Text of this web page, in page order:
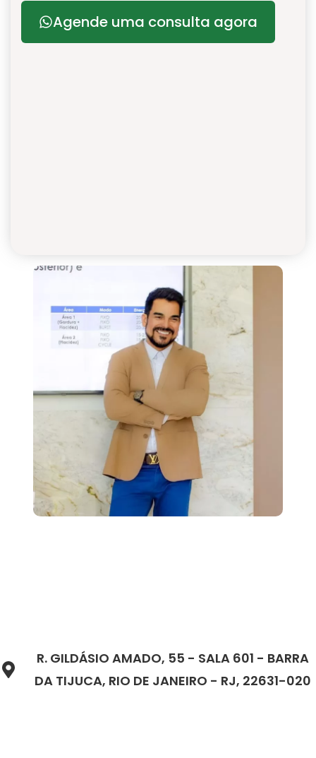
Agende uma consulta agora
R. GILDÁSIO AMADO, 55 - SALA 601 - BARRA
DA TIJUCA, RIO DE JANEIRO - RJ, 22631-020